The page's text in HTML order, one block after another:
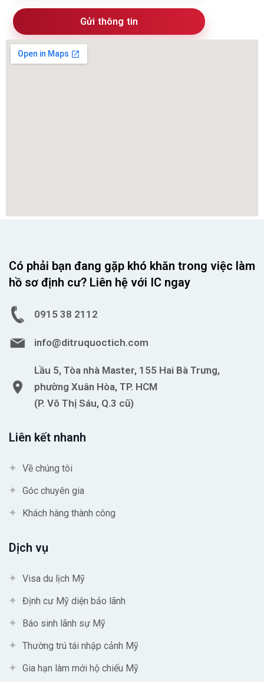
Gửi thông tin
Có phải bạn đang gặp khó khăn trong việc làm
hồ sơ định cư? Liên hệ với IC ngay
0915 38 2112
info@ditruquoctich.com
Lầu 5, Tòa nhà Master, 155 Hai Bà Trưng,
phường Xuân Hòa, TP. HCM
(P. Võ Thị Sáu, Q.3 cũ)
Liên kết nhanh
Về chúng tôi
Góc chuyên gia
Khách hàng thành công
Dịch vụ
Visa du lịch Mỹ
Định cư Mỹ diện bảo lãnh
Báo sinh lãnh sự Mỹ
Thường trú tái nhập cảnh Mỹ
Gia hạn làm mới hộ chiếu Mỹ